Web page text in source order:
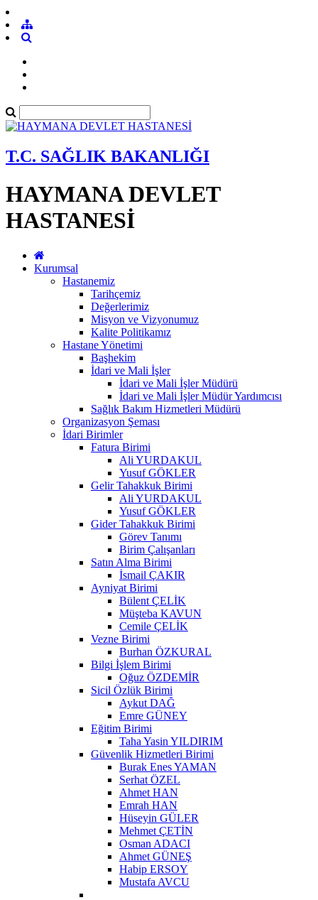
T.C. SAĞLIK BAKANLIĞI
HAYMANA DEVLET
HASTANESİ
Kurumsal
Hastanemiz
Tarihçemiz
Değerlerimiz
Misyon ve Vizyonumuz
Kalite Politikamız
Hastane Yönetimi
Başhekim
İdari ve Mali İşler
İdari ve Mali İşler Müdürü
İdari ve Mali İşler Müdür Yardımcısı
Sağlık Bakım Hizmetleri Müdürü
Organizasyon Şeması
İdari Birimler
Fatura Birimi
Ali YURDAKUL
Yusuf GÖKLER
Gelir Tahakkuk Birimi
Ali YURDAKUL
Yusuf GÖKLER
Gider Tahakkuk Birimi
Görev Tanımı
Birim Çalışanları
Satın Alma Birimi
İsmail ÇAKIR
Ayniyat Birimi
Bülent ÇELİK
Müşteba KAVUN
Cemile ÇELİK
Vezne Birimi
Burhan ÖZKURAL
Bilgi İşlem Birimi
Oğuz ÖZDEMİR
Sicil Özlük Birimi
Aykut DAĞ
Emre GÜNEY
Eğitim Birimi
Taha Yasin YILDIRIM
Güvenlik Hizmetleri Birimi
Burak Enes YAMAN
Serhat ÖZEL
Ahmet HAN
Emrah HAN
Hüseyin GÜLER
Mehmet ÇETİN
Osman ADACI
Ahmet GÜNEŞ
Habip ERSOY
Mustafa AVCU